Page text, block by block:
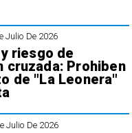
Julio De 2026
riesgo de
cruzada: Prohiben
de "La Leonera"
Julio De 2026